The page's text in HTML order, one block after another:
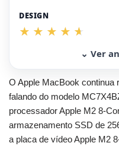
DESIGN
⌄ Ver
O Apple MacBook continua
falando do modelo
processador Apple M2 8-
armazenamento SSD de
a placa de vídeo Apple M2